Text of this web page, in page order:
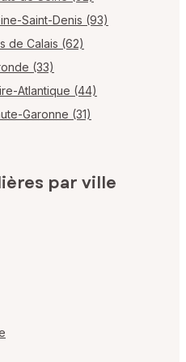
Saint-Denis (93)
de Calais (62)
(33)
Atlantique (44)
Garonne (31)
par ville